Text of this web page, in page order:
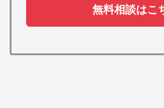
無料相談はこ